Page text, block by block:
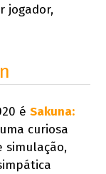
jogador,
éSakuna:
curiosa
simulação,